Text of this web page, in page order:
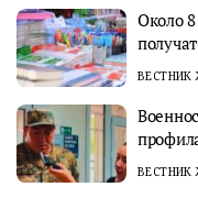
Около
ВЕСТНИК
ВЕСТНИК